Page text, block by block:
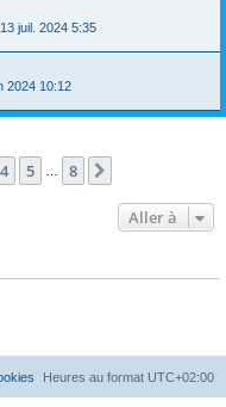
juil. 2024 5:35
2024 10:12
4 5 8
Aller à
Heures au format UTC+02:00